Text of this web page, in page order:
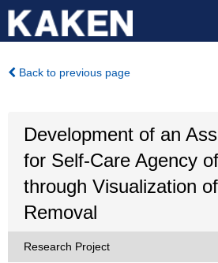
Back to previous page
Development of an
for Self-Care Agency
through Visualization
Removal
Research Project